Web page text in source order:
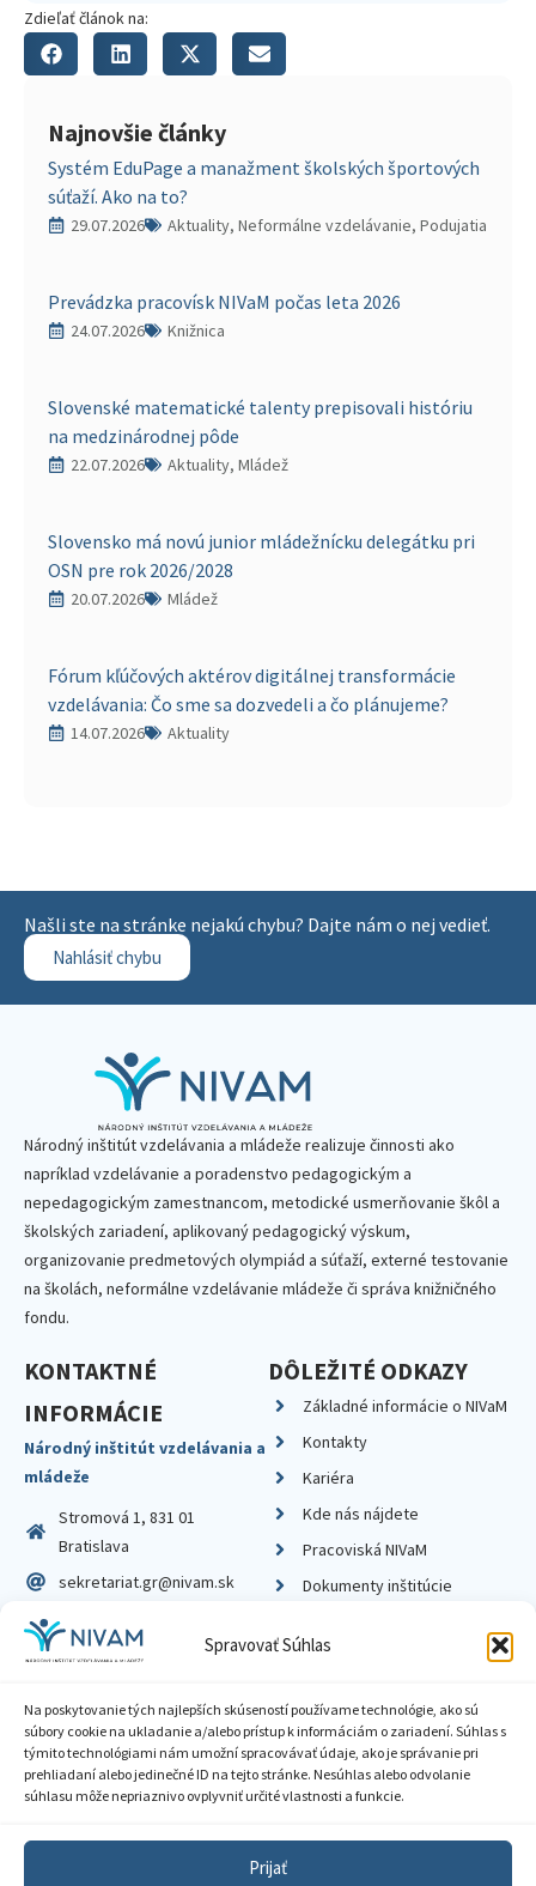
Spravovať Súhlas
Na poskytovanie tých najlepších skúseností používame technológie, ako sú
súbory cookie na ukladanie a/alebo prístup k informáciám o zariadení. Súhlas s
týmito technológiami nám umožní spracovávať údaje, ako je správanie pri
prehliadaní alebo jedinečné ID na tejto stránke. Nesúhlas alebo odvolanie
súhlasu môže nepriaznivo ovplyvniť určité vlastnosti a funkcie.
Prijať
Zdieľať článok na:
Najnovšie články
Systém EduPage a manažment školských športových
súťaží. Ako na to?
29.07.2026 Aktuality, Neformálne vzdelávanie, Podujatia
Prevádzka pracovísk NIVaM počas leta 2026
24.07.2026 Knižnica
Slovenské matematické talenty prepisovali históriu
na medzinárodnej pôde
22.07.2026 Aktuality, Mládež
Slovensko má novú junior mládežnícku delegátku pri
OSN pre rok 2026/2028
20.07.2026 Mládež
Fórum kľúčových aktérov digitálnej transformácie
vzdelávania: Čo sme sa dozvedeli a čo plánujeme?
14.07.2026 Aktuality
Našli ste na stránke nejakú chybu? Dajte nám o nej vedieť.
Nahlásiť chybu
Národný inštitút vzdelávania a mládeže realizuje činnosti ako
napríklad vzdelávanie a poradenstvo pedagogickým a
nepedagogickým zamestnancom, metodické usmerňovanie škôl a
školských zariadení, aplikovaný pedagogický výskum,
organizovanie predmetových olympiád a súťaží, externé testovanie
na školách, neformálne vzdelávanie mládeže či správa knižničného
fondu.
KONTAKTNÉ
INFORMÁCIE
Národný inštitút vzdelávania a
mládeže
Stromová 1, 831 01
Bratislava
sekretariat.gr@nivam.sk
IČO: 00164348
DIČ: 2020798714
DÔLEŽITÉ ODKAZY
Základné informácie o NIVaM
Kontakty
Kariéra
Kde nás nájdete
Pracoviská NIVaM
Dokumenty inštitúcie
Zásady ochrany súkromia